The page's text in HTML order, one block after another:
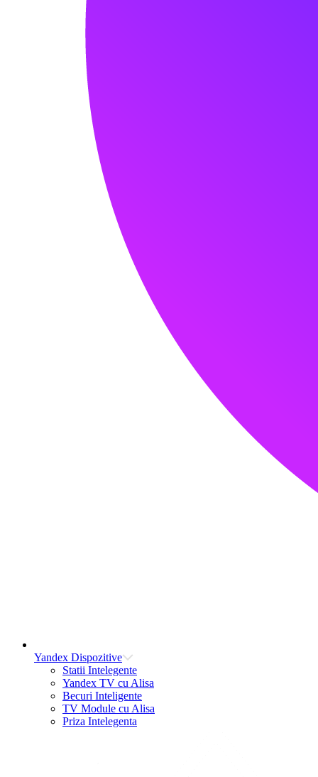
Yandex Dispozitive
Statii Intelegente
Yandex TV cu Alisa
Becuri Inteligente
TV Module cu Alisa
Priza Intelegenta